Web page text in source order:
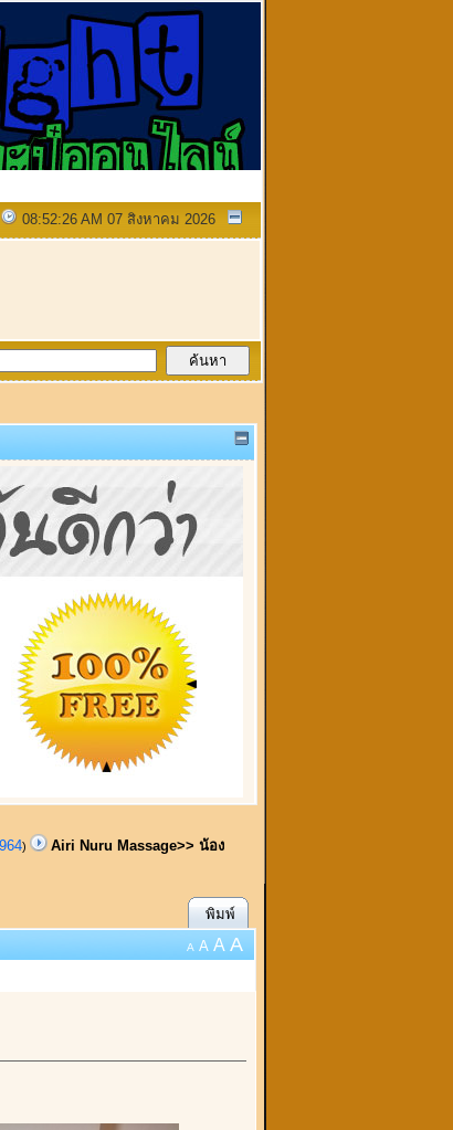
08:52:26 AM 07 สิงหาคม 2026
)
Airi Nuru Massage>> น้อง
พิมพ์
A A A A